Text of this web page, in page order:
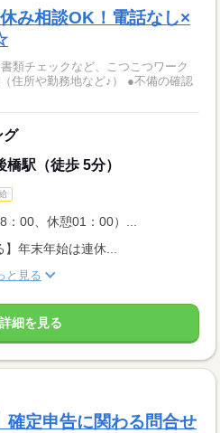
み相談OK！電話なし×
類チェックなど、こつこつワーク
グ
駅（徒歩 5分）
00、休憩01：00）...
年末年始は連休...
と見る
細を見る
定申告に関わる問合せ